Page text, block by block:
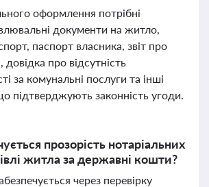
оформлення потрібні
документи на житло,
паспорт власника, звіт про
про відсутність
за комунальні послуги та інші
підтверджують законність угоди.
прозорість нотаріальних
житла за державні кошти?
через перевірку